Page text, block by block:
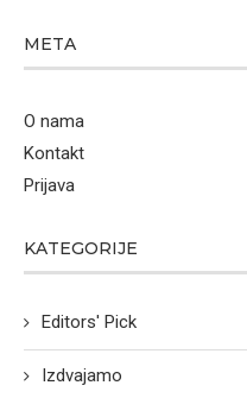
META
O nama
Kontakt
Prijava
KATEGORIJE
Editors' Pick
Izdvajamo